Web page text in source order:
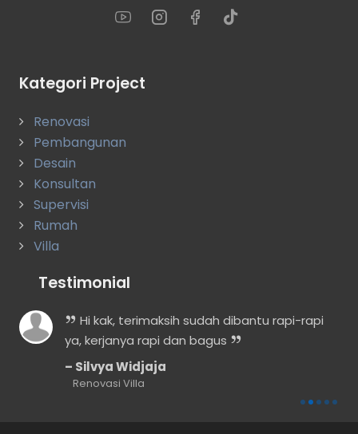
Kategori Project
Renovasi
Pembangunan
Desain
Konsultan
Supervisi
Rumah
Villa
Testimonial
Hi kak, terimaksih sudah dibantu rapi-rapi
ya, kerjanya rapi dan bagus
Silvya Widjaja
Renovasi Villa